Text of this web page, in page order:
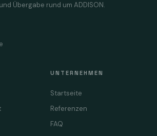
Übergabe rund um ADDISON.
UNTERNEHMEN
Startseite
Referenzen
FAQ